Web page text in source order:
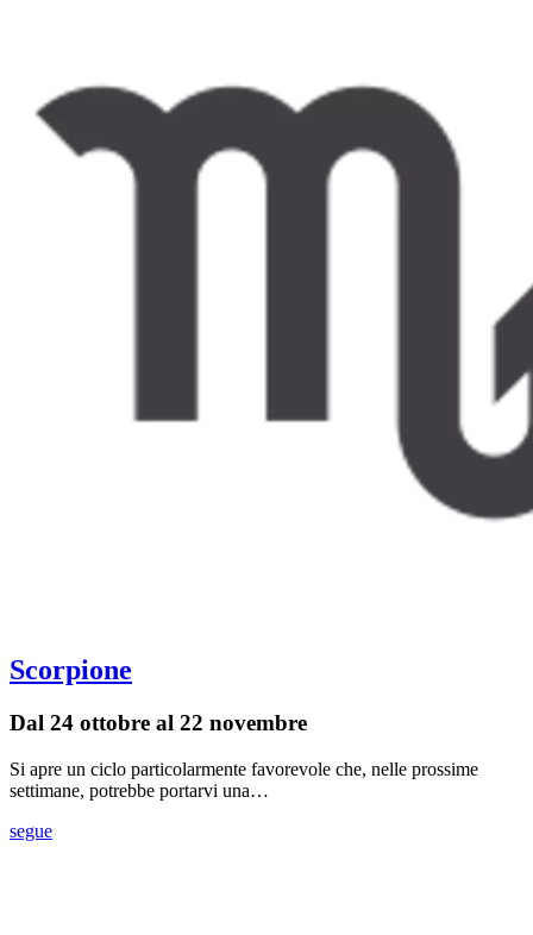
Scorpione
Dal 24 ottobre al 22 novembre
Si apre un ciclo particolarmente favorevole che, nelle prossime
settimane, potrebbe portarvi una…
segue